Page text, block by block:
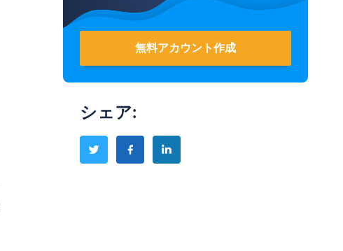
無料アカウント作成
シェア: